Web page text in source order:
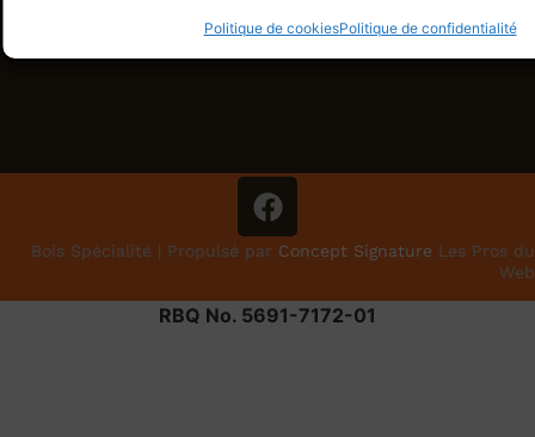
Politique de cookiesPolitique de confidentialité
Bois Spécialité | Propulsé par Concept Signature Les Pros du
Web
RBQ No. 5691-7172-01